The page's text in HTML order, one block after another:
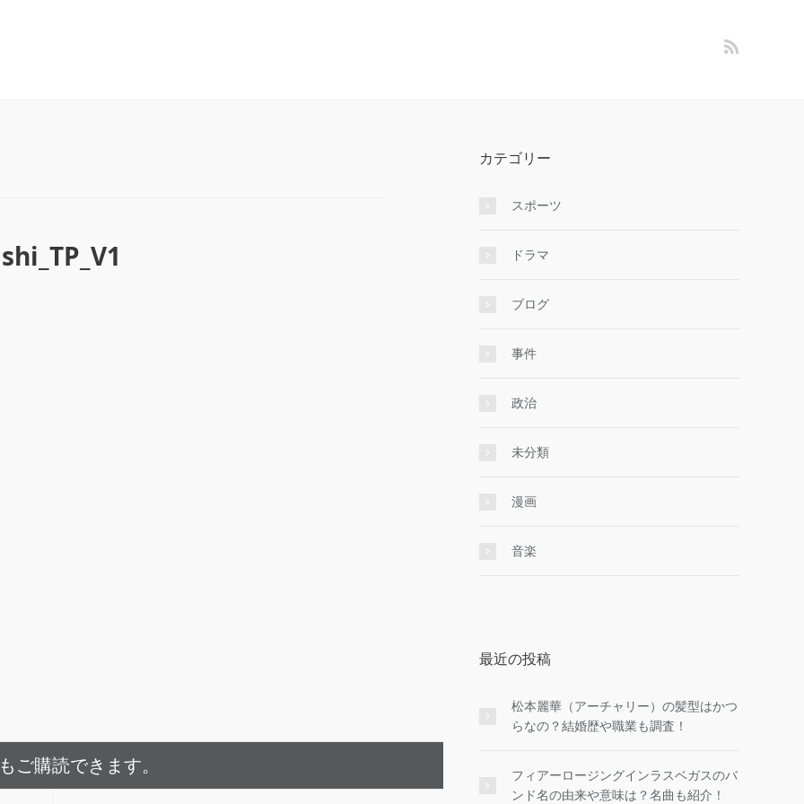
ご購読できます。
カテゴリー
スポーツ
ドラマ
ブログ
事件
政治
未分類
漫画
音楽
最近の投稿
松本麗華（アーチャリー）の髪型はかつ
らなの？結婚歴や職業も調査！
フィアーロージングインラスベガスのバ
ンド名の由来や意味は？名曲も紹介！